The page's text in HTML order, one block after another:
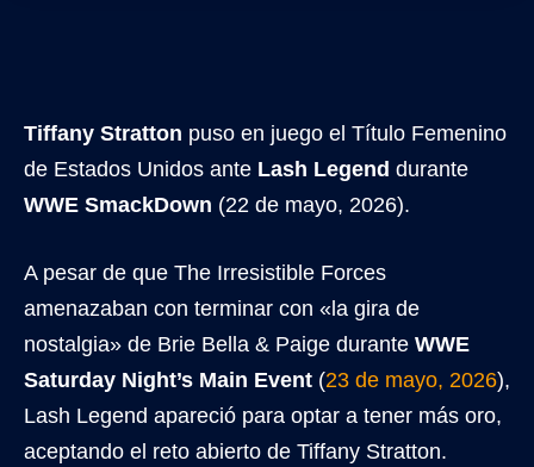
Tiffany Stratton puso en juego el Título Femenino
de Estados Unidos ante Lash Legend durante
WWE SmackDown (22 de mayo, 2026).
A pesar de que The Irresistible Forces
amenazaban con terminar con «la gira de
nostalgia» de Brie Bella & Paige durante WWE
Saturday Night’s Main Event (23 de mayo, 2026),
Lash Legend apareció para optar a tener más oro,
aceptando el reto abierto de Tiffany Stratton.